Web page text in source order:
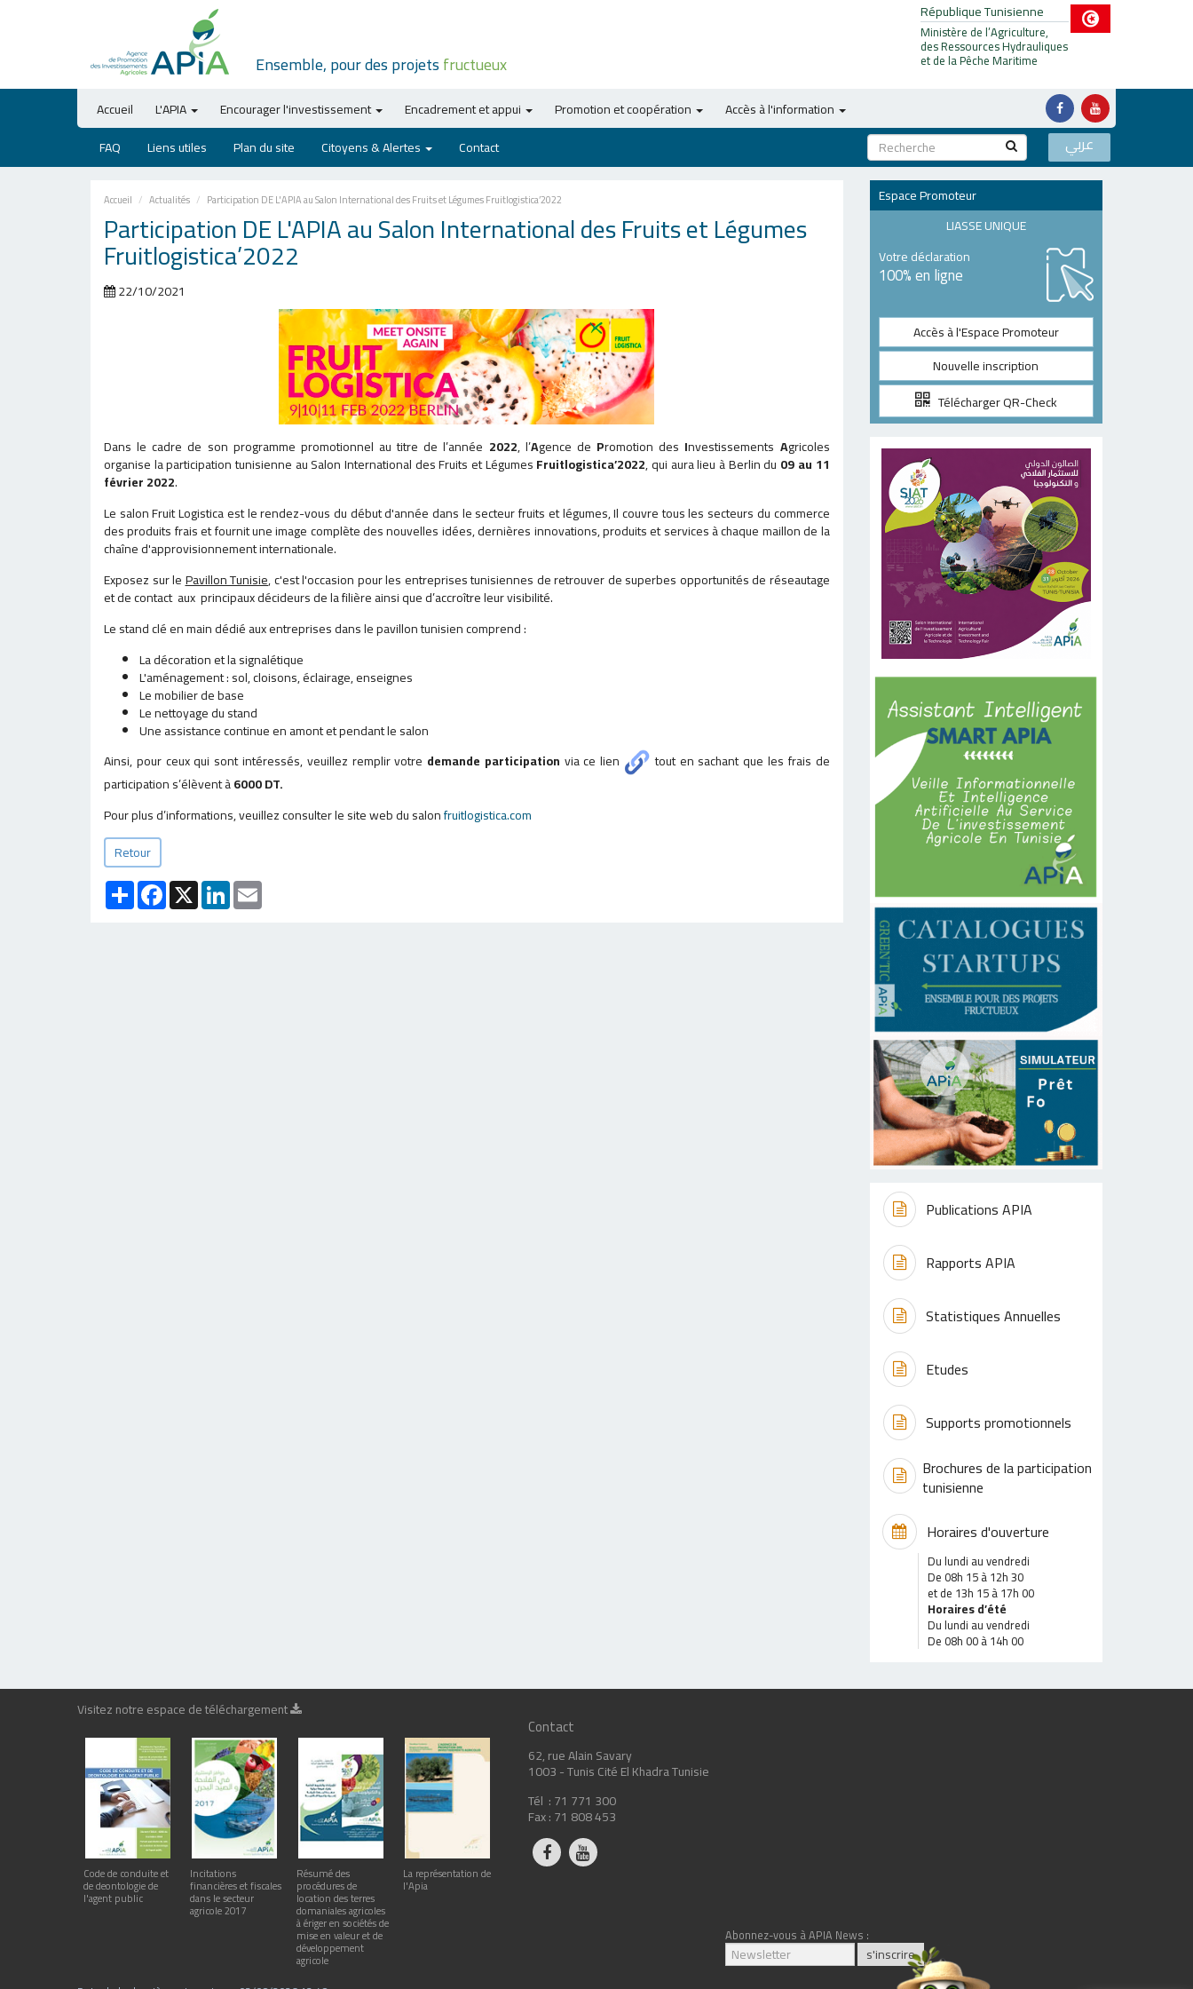
Ensemble, pour des projetsfructueux
République Tunisienne
Ministère de l’Agriculture,
des Ressources Hydrauliques
et de la Pêche Maritime
عربي
Accueil L'APIA Encourager l'investissement Encadrement et appui Promotion et coopération
Accès à l'information
FAQ
Liens utiles Plan du site Citoyens & Alertes Contact
Accueil Actualités Participation DE L'APIA au Salon International des Fruits et Légumes Fruitlogistica’2022
Participation DE L'APIA au Salon International des Fruits et Légumes
Fruitlogistica’2022
22/10/2021
Dans le cadre de son programme promotionnel au titre de l’année 2022, l’Agence de Promotion des Investissements Agricoles
organise la participation tunisienne au Salon International des Fruits et LégumesFruitlogistica’2022, qui aura lieu à Berlin du 09 au 11
février 2022.
Le salon Fruit Logistica est le rendez-vous du début d'année dans le secteur fruits et légumes, Il couvre tous les secteurs du commerce
des produits frais et fournit une image complète des nouvelles idées, dernières innovations, produits et services à chaque maillon de la
chaîne d'approvisionnement internationale.
Exposez sur lePavillon Tunisie, c'est l'occasion pour les entreprises tunisiennes de retrouver de superbes opportunités de réseautage
et de contact aux principaux décideurs de la filière ainsi que d’accroître leur visibilité.
Le stand clé en main dédié aux entreprises dans le pavillon tunisien comprend :
La décoration et la signalétique
L'aménagement : sol, cloisons, éclairage, enseignes
Le mobilier de base
Le nettoyage du stand
Une assistance continue en amont et pendant le salon
Ainsi, pour ceux qui sont intéressés, veuillez remplir votre demande participation via ce lien
tout en sachant que les frais de
participation s’élèvent à6000 DT.
Pour plus d’informations, veuillez consulter le site web du salonfruitlogistica.com
Retour
PartagerFacebook
X LinkedIn
Espace Promoteur
LIASSE UNIQUE
Votre déclaration
100% en ligne
Accès à l'Espace Promoteur
Nouvelle inscription
Télécharger QR-Check
Publications APIA
Rapports APIA
Statistiques Annuelles
Etudes
Supports promotionnels
Brochures de la participation
tunisienne
Horaires d'ouverture
Du lundi au vendredi
De 08h 15 à 12h 30
et de 13h 15 à 17h 00
Horaires d’été
Du lundi au vendredi
De 08h 00 à 14h 00
Visitez notre espace de téléchargement
Code de conduite et
de deontologie de
l'agent public
Incitations
financières et fiscales
dans le secteur
agricole 2017
Résumé des
procédures de
location des terres
domaniales agricoles
à ériger en sociétés de
mise en valeur et de
développement
agricole
La représentation de
l'Apia
Contact
62, rue Alain Savary
1003 - Tunis Cité El Khadra Tunisie
Tél : 71 771 300
Fax : 71 808 453
Abonnez-vous à APIA News :